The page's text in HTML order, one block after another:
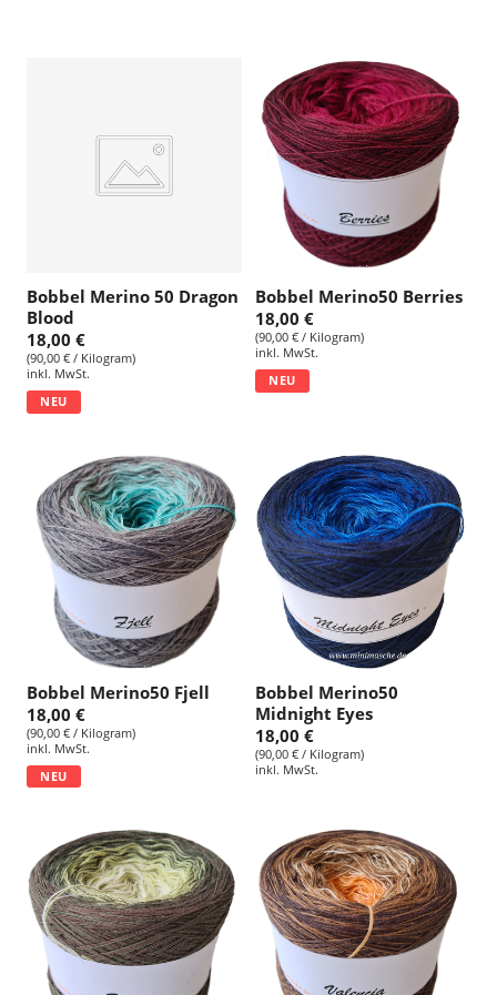
Bobbel Merino 50 Dragon
Blood
18,00 €
(90,00 € / Kilogram)
inkl. MwSt.
NEU
Bobbel Merino50 Berries
18,00 €
(90,00 € / Kilogram)
inkl. MwSt.
NEU
Bobbel Merino50 Fjell
18,00 €
(90,00 € / Kilogram)
inkl. MwSt.
NEU
Bobbel Merino50
Midnight Eyes
18,00 €
(90,00 € / Kilogram)
inkl. MwSt.